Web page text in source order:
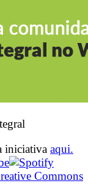
iniciativa aqui.